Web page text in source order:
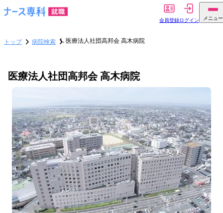
会員登録ログイン メニュー
トップ 病院検索 医療法人社団高邦会 高木病院
医療法人社団高邦会 高木病院